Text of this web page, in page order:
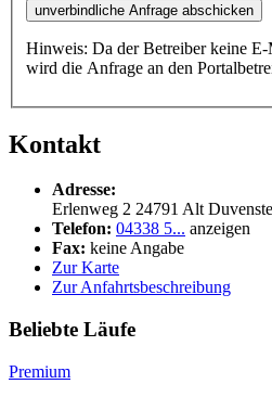
unverbindliche Anfrage abschicken
Hinweis: Da der Betreiber keine
wird die Anfrage an den
Kontakt
Adresse:
Erlenweg 2 24791 Alt
Telefon: 04338 5... anzeigen
Fax: keine Angabe
Zur Karte
Zur Anfahrtsbeschreibung
Beliebte Läufe
Premium